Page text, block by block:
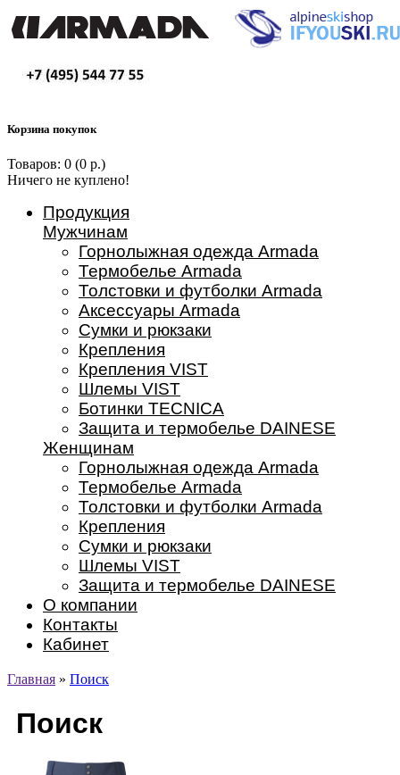
Корзина покупок
Товаров: 0 (0 р.)
Ничего не куплено!
Продукция
Мужчинам
Горнолыжная одежда Armada
Термобелье Armada
Толстовки и футболки Armada
Аксессуары Armada
Сумки и рюкзаки
Крепления
Крепления VIST
Шлемы VIST
Ботинки TECNICA
Защита и термобелье DAINESE
Женщинам
Горнолыжная одежда Armada
Термобелье Armada
Толстовки и футболки Armada
Крепления
Сумки и рюкзаки
Шлемы VIST
Защита и термобелье DAINESE
О компании
Контакты
Кабинет
Главная » Поиск
Поиск